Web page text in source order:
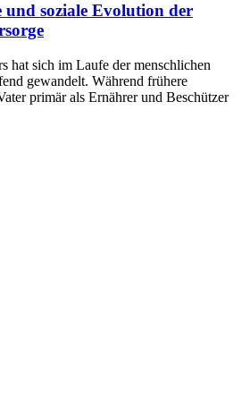
und soziale Evolution der
hat sich im Laufe der menschlichen
gewandelt. Während frühere
primär als Ernährer und Beschützer